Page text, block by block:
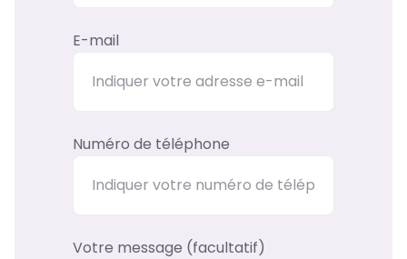
E-mail
Numéro de téléphone
Votre message (facultatif)